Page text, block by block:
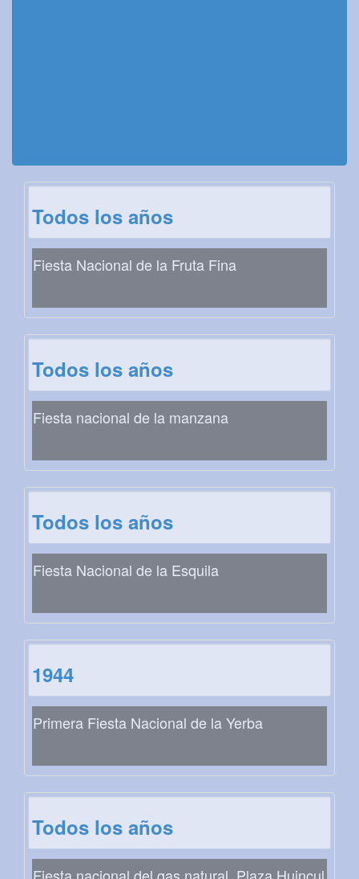
Todos los años
Fiesta Nacional de la Fruta Fina
Todos los años
Fiesta nacional de la manzana
Todos los años
Fiesta Nacional de la Esquila
1944
Primera Fiesta Nacional de la Yerba
Todos los años